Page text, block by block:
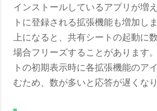
インストールしているアプリが増
トに登録される拡張機能も増加し
上になると、共有シートの起動に
場合フリーズすることがあります
トの初期表示時に各拡張機能のア
むため、数が多いと応答が遅くなり